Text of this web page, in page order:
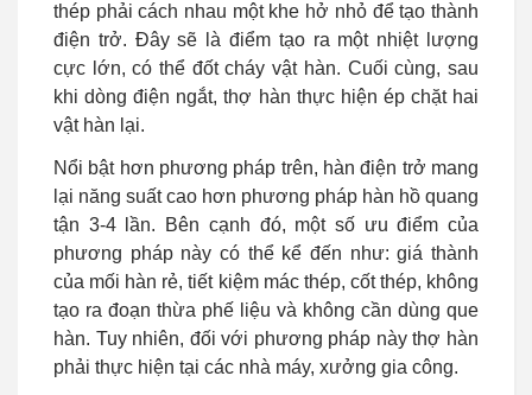
thép phải cách nhau một khe hở nhỏ để tạo thành
điện trở. Đây sẽ là điểm tạo ra một nhiệt lượng
cực lớn, có thể đốt cháy vật hàn. Cuối cùng, sau
khi dòng điện ngắt, thợ hàn thực hiện ép chặt hai
vật hàn lại.
Nổi bật hơn phương pháp trên, hàn điện trở mang
lại năng suất cao hơn phương pháp hàn hồ quang
tận 3-4 lần. Bên cạnh đó, một số ưu điểm của
phương pháp này có thể kể đến như: giá thành
của mối hàn rẻ, tiết kiệm mác thép, cốt thép, không
tạo ra đoạn thừa phế liệu và không cần dùng que
hàn. Tuy nhiên, đối với phương pháp này thợ hàn
phải thực hiện tại các nhà máy, xưởng gia công.